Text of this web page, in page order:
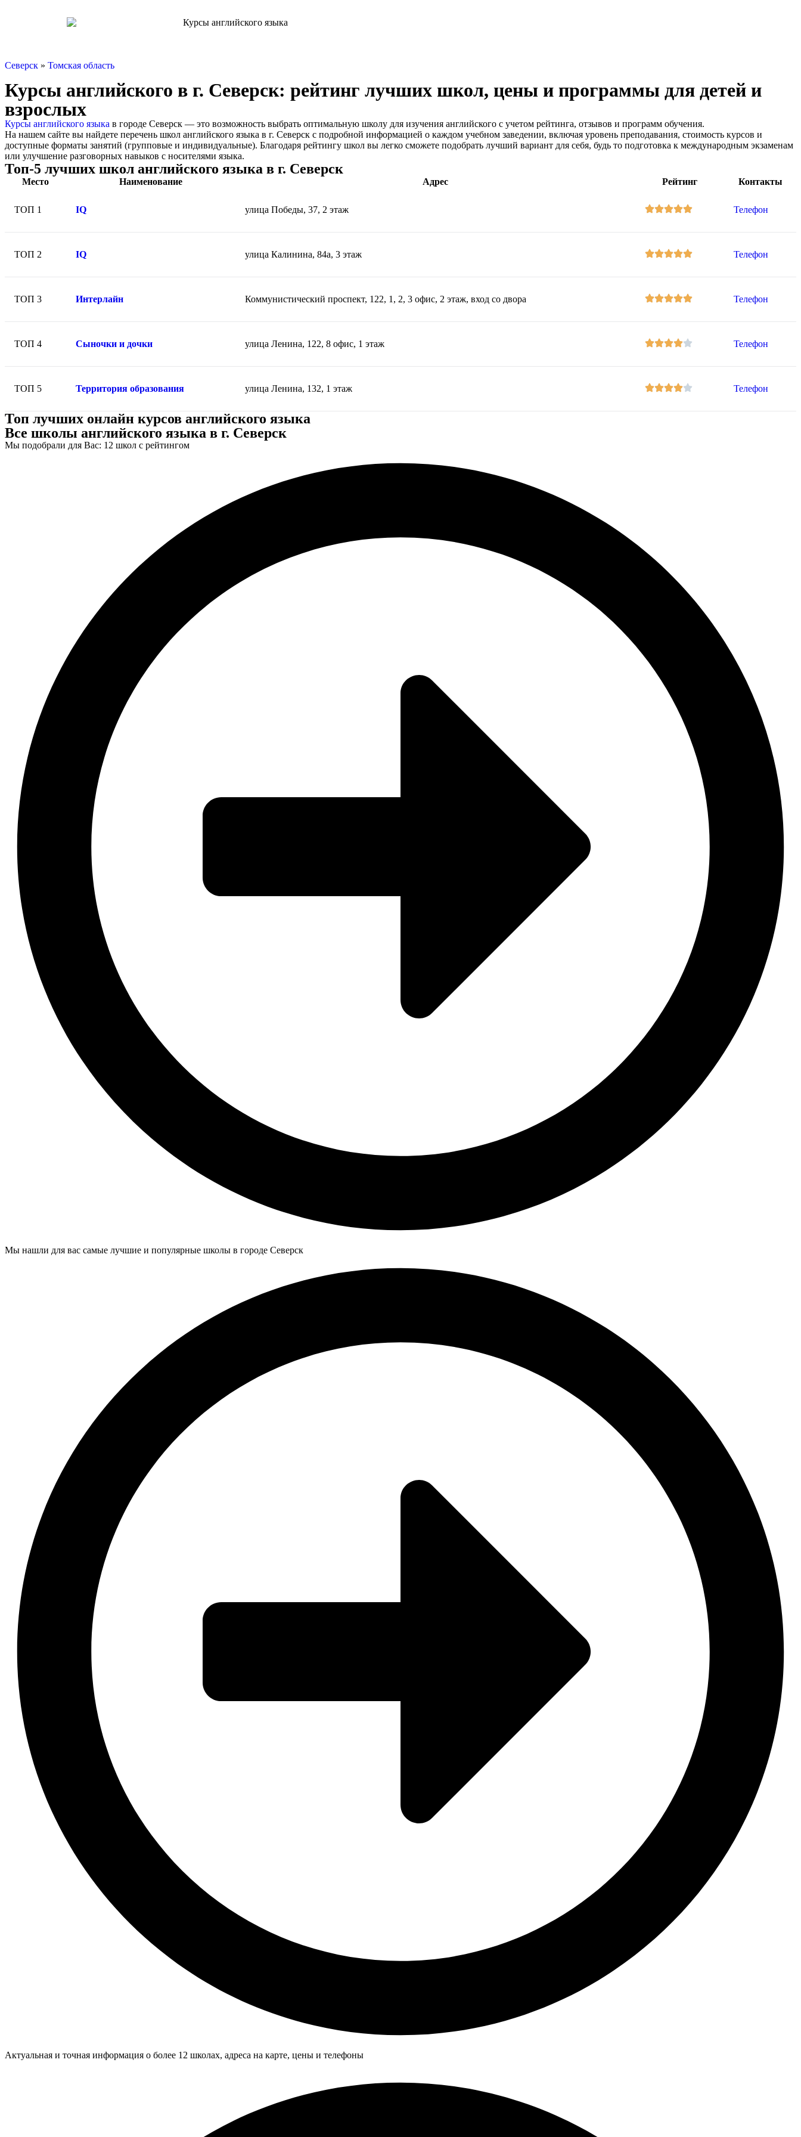
Северск » Томская область
Курсы английского в г. Северск: рейтинг лучших школ, цены и программы для детей и
взрослых
Курсы английского языка в городе Северск — это возможность выбрать оптимальную школу для изучения английского с учетом рейтинга, отзывов и программ обучения.
На нашем сайте вы найдете перечень школ английского языка в г. Северск с подробной информацией о каждом учебном заведении, включая уровень преподавания, стоимость курсов и
доступные форматы занятий (групповые и индивидуальные). Благодаря рейтингу школ вы легко сможете подобрать лучший вариант для себя, будь то подготовка к международным экзаменам
или улучшение разговорных навыков с носителями языка.
Топ-5 лучших школ английского языка в г. Северск
Место Наименование Адрес Рейтинг Контакты
ТОП 1 IQ улица Победы, 37, 2 этаж Телефон
ТОП 2 IQ улица Калинина, 84а, 3 этаж Телефон
ТОП 3 Интерлайн Коммунистический проспект, 122, 1, 2, 3 офис, 2 этаж, вход со двора Телефон
ТОП 4 Сыночки и дочки улица Ленина, 122, 8 офис, 1 этаж Телефон
ТОП 5 Территория образования улица Ленина, 132, 1 этаж Телефон
Топ лучших онлайн курсов английского языка
Все школы английского языка в г. Северск
Мы подобрали для Вас: 12 школ с рейтингом
Мы нашли для вас самые лучшие и популярные школы в городе Северск
Актуальная и точная информация о более 12 школах, адреса на карте, цены и телефоны